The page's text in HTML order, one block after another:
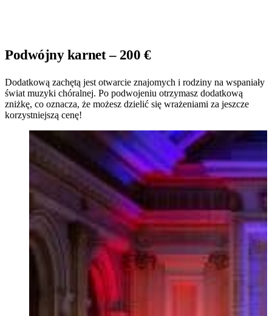
Podwójny karnet – 200 €
Dodatkową zachętą jest otwarcie znajomych i rodziny na wspaniały
świat muzyki chóralnej. Po podwojeniu otrzymasz dodatkową
zniżkę, co oznacza, że możesz dzielić się wrażeniami za jeszcze
korzystniejszą cenę!